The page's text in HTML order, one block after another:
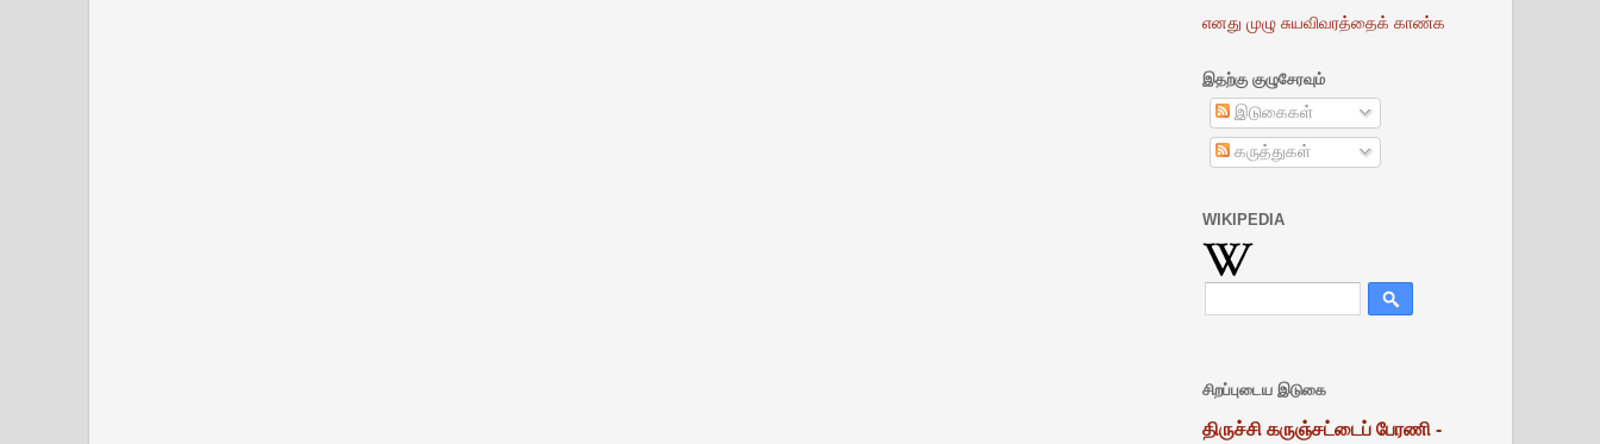
எனது முழு சுயவிவரத்தைக் காண்க
இதற்கு குழுசேரவும்
இடுகைகள்
கருத்துகள்
WIKIPEDIA
சிறப்புடைய இடுகை
திருச்சி கருஞ்சட்டைப் பேரணி -